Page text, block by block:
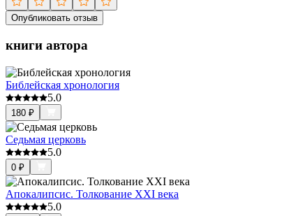
Опубликовать отзыв
книги автора
Библейская хронология
5.0
180 ₽
Седьмая церковь
5.0
0 ₽
Апокалипсис. Толкование XXI века
5.0